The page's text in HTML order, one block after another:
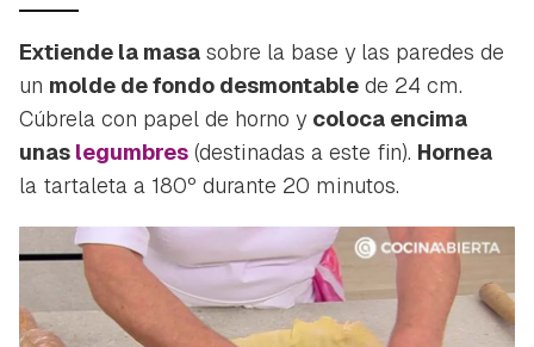
Extiende la masa sobre la base y las paredes de
un molde de fondo desmontable de 24 cm.
Cúbrela con papel de horno y coloca encima
unas legumbres (destinadas a este fin). Hornea
la tartaleta a 180º durante 20 minutos.